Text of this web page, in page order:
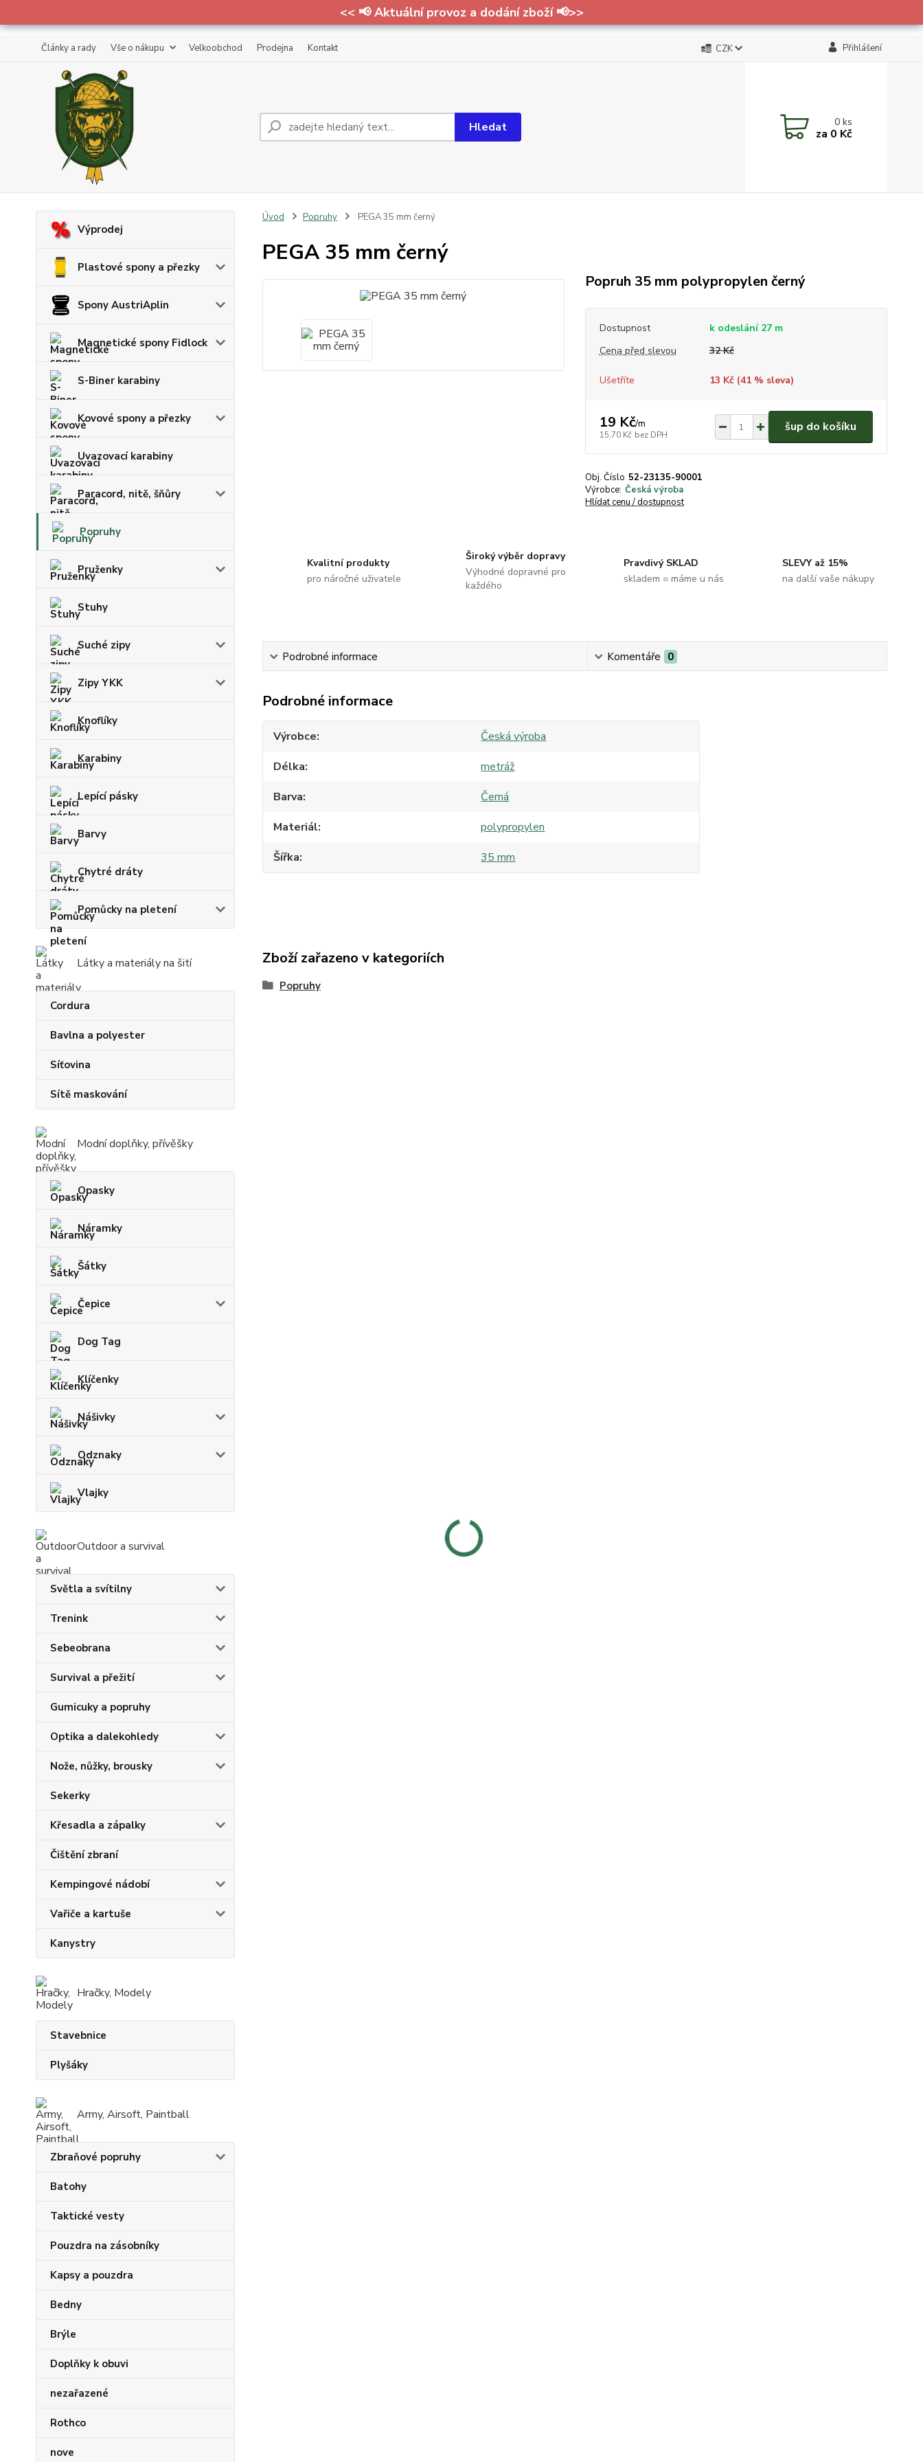
<< 📢 Aktuální provoz a dodání zboží 📢>>
Články a rady Vše o nákupu Velkoobchod Prodejna Kontakt CZK Přihlášení
Hledat 0ks
za 0 Kč
Výprodej
Plastové spony a přezky
Spony AustriAplin
Magnetické spony Fidlock
S-Biner karabiny
Kovové spony a přezky
Uvazovací karabiny
Paracord, nitě, šňůry
Popruhy
Pruženky
Stuhy
Suché zipy
Zipy YKK
Knoflíky
Karabiny
Lepící pásky
Barvy
Chytré dráty
Pomůcky na pletení
Látky a materiály na šití
Cordura
Bavlna a polyester
Síťovina
Sítě maskování
Modní doplňky, přívěšky
Opasky
Náramky
Šátky
Čepice
Dog Tag
Klíčenky
Nášivky
Odznaky
Vlajky
Outdoor a survival
Světla a svítilny
Trenink
Sebeobrana
Survival a přežití
Gumicuky a popruhy
Optika a dalekohledy
Nože, nůžky, brousky
Sekerky
Křesadla a zápalky
Čištění zbraní
Kempingové nádobí
Vařiče a kartuše
Kanystry
Hračky, Modely
Stavebnice
Plyšáky
Army, Airsoft, Paintball
Zbraňové popruhy
Batohy
Taktické vesty
Pouzdra na zásobníky
Kapsy a pouzdra
Bedny
Brýle
Doplňky k obuvi
nezařazené
Rothco
nove
Úvod Popruhy PEGA 35 mm černý
PEGA 35 mm černý
Popruh 35 mm polypropylen černý
Dostupnost
k odeslání 27 m
Cena před slevou
32 Kč
Ušetříte 13 Kč (41% sleva)
19 Kč/m
15,70 Kč bez DPH
šup do košíku
Obj. Číslo 52-23135-90001
Výrobce: Česká výroba
Hlídat cenu / dostupnost
Kvalitní produkty
pro náročné uživatele
Široký výběr dopravy
Výhodné dopravné pro
každého
Pravdivý SKLAD
skladem = máme u nás
SLEVY až 15%
na další vaše nákupy
Podrobné informace Komentáře 0
Podrobné informace
Výrobce
Česká výroba
Délka
metráž
Barva
Černá
Materiál
polypropylen
Šířka
35 mm
Zboží zařazeno v kategoriích
Popruhy